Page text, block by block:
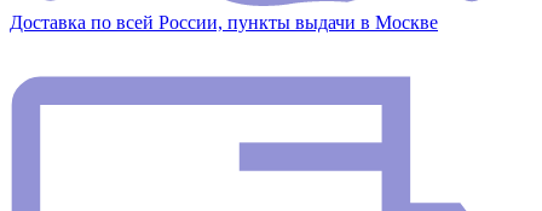
Доставка по всей России, пункты выдачи в Москве